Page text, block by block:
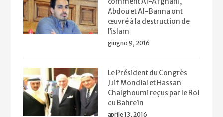
Abdou et Al-Banna ont
œuvré à la destruction de
l’islam
giugno 9, 2016
Le Président du Congrès
Juif Mondial et Hassan
Chalghoumi reçus par le Roi
du Bahreïn
aprile 13, 2016